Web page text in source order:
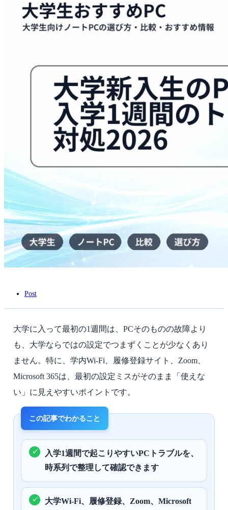
生
の
PC
学
処
は
Post
大学に入って最初の1週間は、PCそのものの故障より
も、大学ならではの設定でつまずくことが少なくあり
ません。特に、学内Wi-Fi、履修登録サイト、Zoom、
Microsoft 365は、最初の設定ミスがそのまま「使えな
い」に見えやすいポイントです。
入学1週間で起こりやすいPCトラブルを、
時系列で整理して確認できます
大学Wi-Fi、履修登録、Zoom、Microsoft